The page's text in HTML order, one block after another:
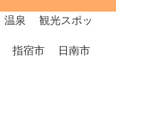
温泉
観光スポッ
指宿市
日南市